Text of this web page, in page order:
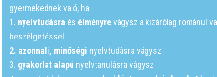
gyermekednek való, ha
1. nyelvtudásra és élményrevágysz a kizárólag románul
beszélgetéssel
2. azonnali, minőségi nyelvtudásra vágysz
3. gyakorlat alapú nyelvtanulásra vágysz